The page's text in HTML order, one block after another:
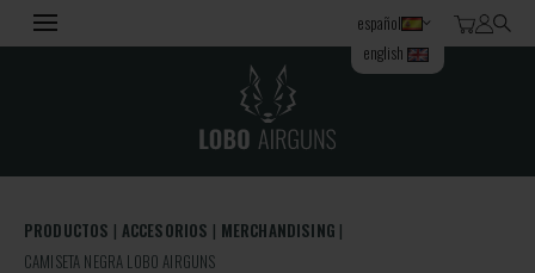
español
english
PRODUCTOS ACCESORIOS
MERCHANDISING
CAMISETA NEGRA LOBO AIRGUNS